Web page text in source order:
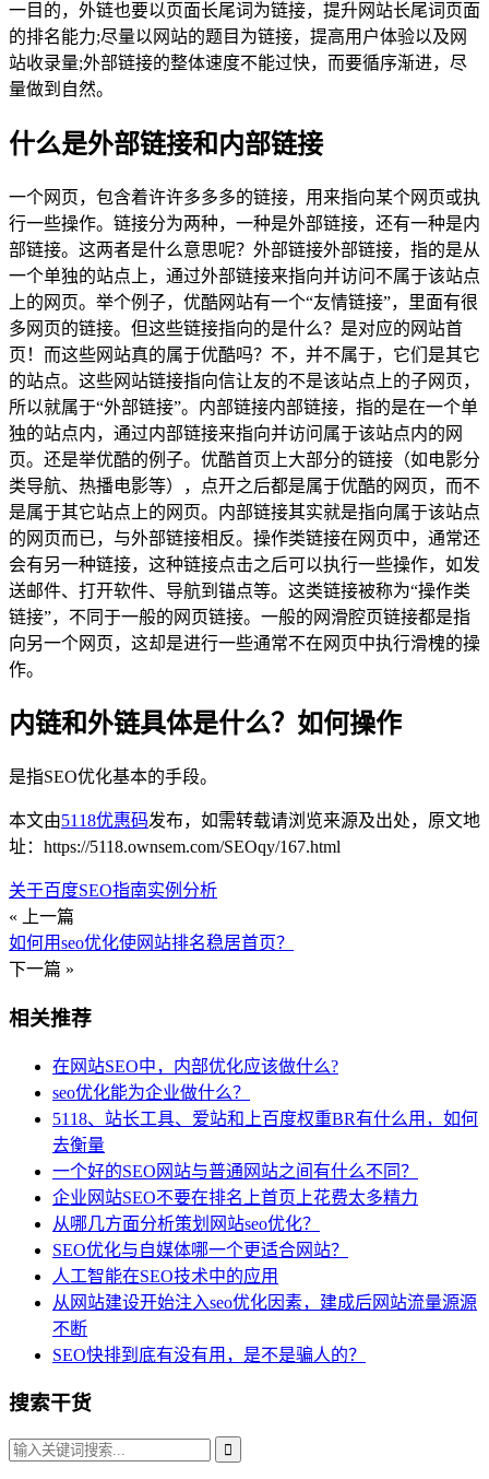
一目的，外链也要以页面长尾词为链接，提升网站长尾词页面
的排名能力;尽量以网站的题目为链接，提高用户体验以及网
站收录量;外部链接的整体速度不能过快，而要循序渐进，尽
量做到自然。
什么是外部链接和内部链接
一个网页，包含着许许多多多的链接，用来指向某个网页或执
行一些操作。链接分为两种，一种是外部链接，还有一种是内
部链接。这两者是什么意思呢？外部链接外部链接，指的是从
一个单独的站点上，通过外部链接来指向并访问不属于该站点
上的网页。举个例子，优酷网站有一个“友情链接”，里面有很
多网页的链接。但这些链接指向的是什么？是对应的网站首
页！而这些网站真的属于优酷吗？不，并不属于，它们是其它
的站点。这些网站链接指向信让友的不是该站点上的子网页，
所以就属于“外部链接”。内部链接内部链接，指的是在一个单
独的站点内，通过内部链接来指向并访问属于该站点内的网
页。还是举优酷的例子。优酷首页上大部分的链接（如电影分
类导航、热播电影等），点开之后都是属于优酷的网页，而不
是属于其它站点上的网页。内部链接其实就是指向属于该站点
的网页而已，与外部链接相反。操作类链接在网页中，通常还
会有另一种链接，这种链接点击之后可以执行一些操作，如发
送邮件、打开软件、导航到锚点等。这类链接被称为“操作类
链接”，不同于一般的网页链接。一般的网滑腔页链接都是指
向另一个网页，这却是进行一些通常不在网页中执行滑槐的操
作。
内链和外链具体是什么？如何操作
是指SEO优化基本的手段。
本文由5118优惠码发布，如需转载请浏览来源及出处，原文地
址：https://5118.ownsem.com/SEOqy/167.html
关于百度SEO指南实例分析
« 上一篇
如何用seo优化使网站排名稳居首页？
下一篇 »
相关推荐
在网站SEO中，内部优化应该做什么?
seo优化能为企业做什么？
5118、站长工具、爱站和上百度权重BR有什么用，如何
去衡量
一个好的SEO网站与普通网站之间有什么不同？
企业网站SEO不要在排名上首页上花费太多精力
从哪几方面分析策划网站seo优化？
SEO优化与自媒体哪一个更适合网站？
人工智能在SEO技术中的应用
从网站建设开始注入seo优化因素，建成后网站流量源源
不断
SEO快排到底有没有用，是不是骗人的？
搜索干货